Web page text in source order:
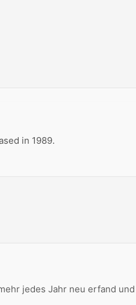
in 1989.
jedes Jahr neu erfand und